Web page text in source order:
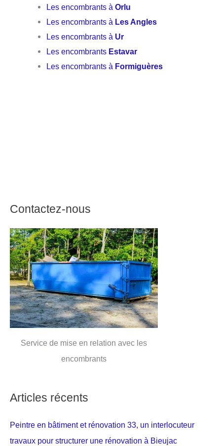
Les encombrants àOrlu
Les encombrants à Les Angles
Les encombrants à Ur
Les encombrants Estavar
Les encombrants à Formiguères
Contactez-nous
Service de mise en relation avec les
encombrants
Articles récents
Peintre en bâtiment et rénovation 33, un interlocuteur
travaux pour structurer une rénovation à Bieujac